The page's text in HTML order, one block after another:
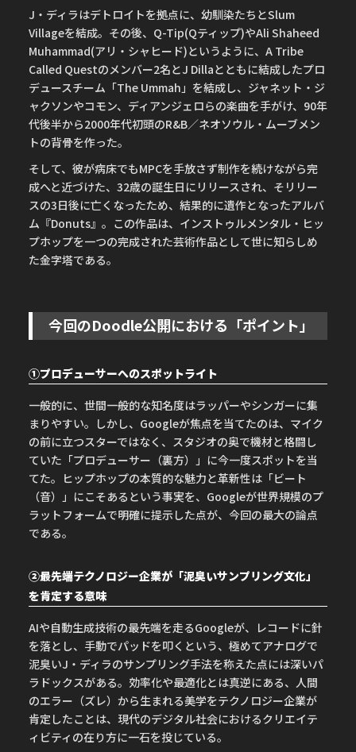
J・ディラはデトロイトを拠点に、幼馴染たちとSlum
Villageを結成。その後、Q-Tip(Qティップ)やAli Shaheed
Muhammad(アリ・シャヒード)というように、A Tribe
Called Questのメンバー2名とJ Dillaとともに結成したプロ
デュースチーム「The Ummah」を結成し、ジャネット・ジ
ャクソンやコモン、ディアンジェロらの楽曲を手がけ、90年
代後半から2000年代初頭のR&B／ネオソウル・ムーブメン
トの背骨を作った。
そして、彼が病床でもMPCを手放さず制作を続けながら完
成へと近づけた、32歳の誕生日にリリースされ、そリリー
スの3日後に亡くなったため、結果的に遺作となったアルバ
ム『Donuts』。この作品は、インストゥルメンタル・ヒッ
プホップを一つの完成された芸術作品として世に知らしめ
た金字塔である。
今回のDoodle公開における「ポイント」
①プロデューサーへのスポットライト
一般的に、世間一般的な知名度はラッパーやシンガーに集
まりやすい。しかし、Googleが焦点を当てたのは、マイク
の前に立つスターではなく、スタジオの奥で機材と格闘し
ていた「プロデューサー（裏方）」に今一度スポットを当
てた。ヒップホップの本質的な魅力と革新性は「ビート
（音）」にこそあるという事実を、Googleが世界規模のプ
ラットフォームで明確に提示した点が、今回の最大の論点
である。
②最先端テクノロジー企業が「泥臭いサンプリング文化」
を肯定する意味
AIや自動生成技術の最先端を走るGoogleが、レコードに針
を落とし、手動でパッドを叩くという、極めてアナログで
泥臭いJ・ディラのサンプリング手法を称えた点には深いパ
ラドックスがある。効率化や最適化とは真逆にある、人間
のエラー（ズレ）から生まれる美学をテクノロジー企業が
肯定したことは、現代のデジタル社会におけるクリエイテ
ィビティの在り方に一石を投じている。